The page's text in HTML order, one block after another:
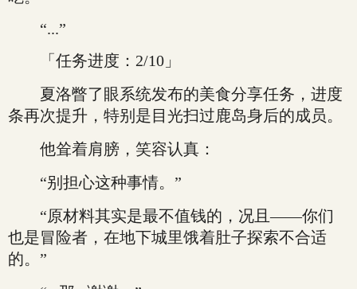
“...”
「任务进度：2/10」
夏洛瞥了眼系统发布的美食分享任务，进度
条再次提升，特别是目光扫过鹿岛身后的成员。
他耸着肩膀，笑容认真：
“别担心这种事情。”
“原材料其实是最不值钱的，况且——你们
也是冒险者，在地下城里饿着肚子探索不合适
的。”